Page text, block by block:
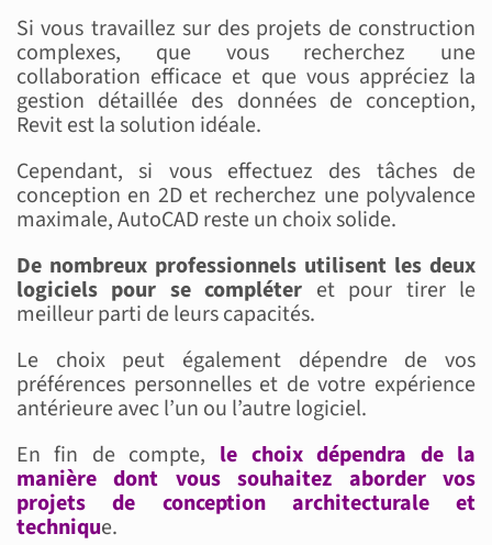
Si vous travaillez sur des projets de construction
complexes, que vous recherchez une
collaboration efficace et que vous appréciez la
gestion détaillée des données de conception,
Revit est la solution idéale.
Cependant, si vous effectuez des tâches de
conception en 2D et recherchez une polyvalence
maximale, AutoCAD reste un choix solide.
De nombreux professionnels utilisent les deux
logiciels pour se compléter et pour tirer le
meilleur parti de leurs capacités.
Le choix peut également dépendre de vos
préférences personnelles et de votre expérience
antérieure avec l’un ou l’autre logiciel.
En fin de compte, le choix dépendra de la
manière dont vous souhaitez aborder vos
projets de conception architecturale et
technique.